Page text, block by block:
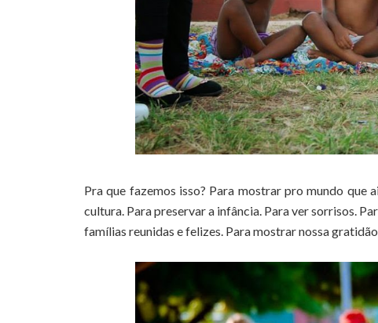
Pra que fazemos isso? Para mostrar pro mundo que
cultura. Para preservar a infância. Para ver sorrisos.
famílias reunidas e felizes. Para mostrar nossa